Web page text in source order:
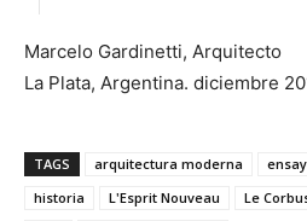
Marcelo Gardinetti, Arquitecto
La Plata, Argentina. diciembre
TAGS arquitectura moderna
historia
L'Esprit Nouveau Le